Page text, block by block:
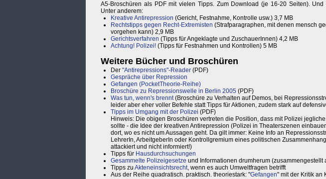
A5-Broschüren als PDF mit vielen Tipps. Zum Download (je 16-20 Seiten).
Unter anderem:
Kreative Antirepression (Gericht, Festnahme, Kontrolle usw.) 3,7 MB
Rechtstipps gegen Recht-Extremisten (Strafparagraphen, mit denen mensch
vorgehen kann) 2,9 MB
Gerichtsverfahren (Tipps für Angeklagte und ZuschauerInnen) 4,2 MB
Achtung! Polizei! (Tipps für Festnahmen und Kontrollen) 5 MB
Weitere Bücher und Broschüren
Der "Antirepressions"-Reader (PDF)
Gespräche über Repression
Gefangen (PocketTheorie-Reihe)
Broschüre zu Repressionswelle in Berlin 2005 (PDF)
Was tun, wenn's brennt(Broschüre zu Verhalten auf Demos, bei
leider aber eher voller Befehle statt Tipps für Aktionen, zudem stark auf
Tipps im Umgang mit der Polizei (PDF)
Hinweis: Die obigen Broschüren vertreten die Position, dass mit Polizei
sollte - die Idee der kreativen Antirepression (Polizei in Theaterszenen
dort, wo es nicht um Aussagen geht. Da gilt immer: Keine Info an
LehrerIn, ArbeitgeberIn oder Kontrollgremium eines politischen
attackiert und nicht informiert!)
Tipps für Hausdurchsuchungen
Gesammelte Polizeigesetze und Informationen drumherum (zusammengestellt
Tipps zu Akteneinsichtsrecht, wenn es auch Umweltfragen betrifft
Aus der Reihe quadratisch. praktisch. theoriestark: "Gefangen" mit der Kritik an